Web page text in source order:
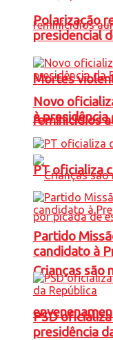
Mortes
feminicídios
Crianças são
Polarização
presidencial
Novo
à presidência
PT oficializa
Partido
candidato à
PSD
presidência